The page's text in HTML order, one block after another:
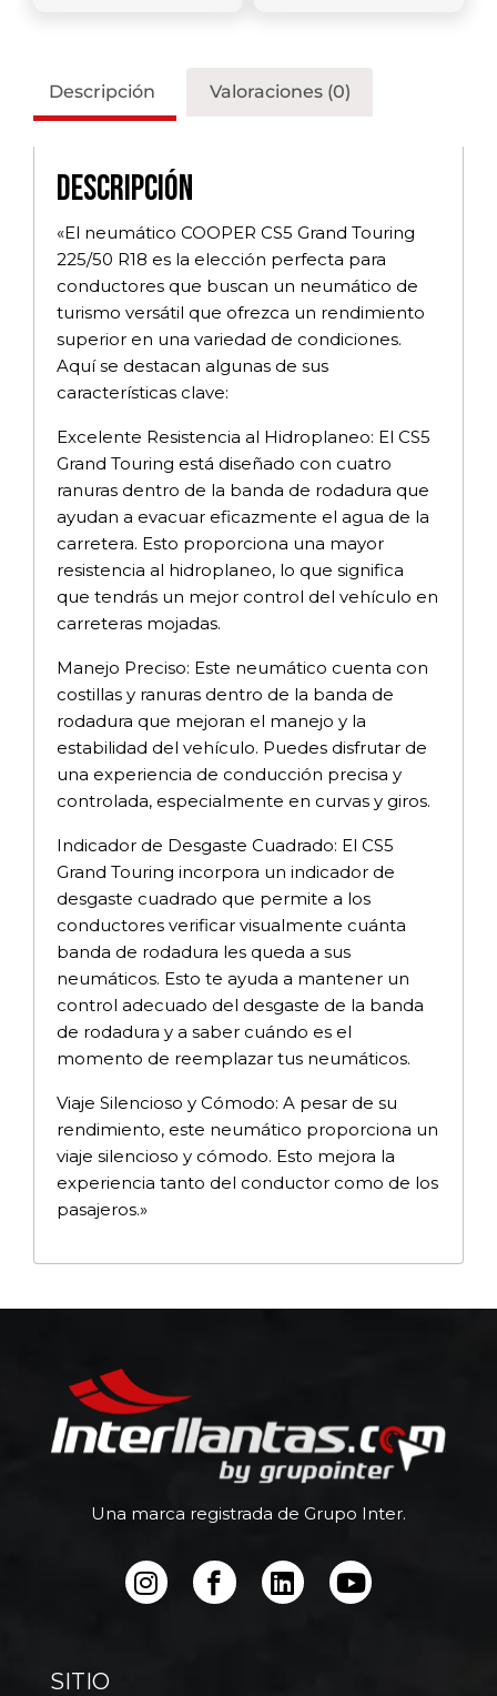
Descripción Valoraciones (0)
Descripción
«El neumático COOPER CS5 Grand Touring
225/50 R18 es la elección perfecta para
conductores que buscan un neumático de
turismo versátil que ofrezca un rendimiento
superior en una variedad de condiciones.
Aquí se destacan algunas de sus
características clave:
Excelente Resistencia al Hidroplaneo: El CS5
Grand Touring está diseñado con cuatro
ranuras dentro de la banda de rodadura que
ayudan a evacuar eficazmente el agua de la
carretera. Esto proporciona una mayor
resistencia al hidroplaneo, lo que significa
que tendrás un mejor control del vehículo en
carreteras mojadas.
Manejo Preciso: Este neumático cuenta con
costillas y ranuras dentro de la banda de
rodadura que mejoran el manejo y la
estabilidad del vehículo. Puedes disfrutar de
una experiencia de conducción precisa y
controlada, especialmente en curvas y giros.
Indicador de Desgaste Cuadrado: El CS5
Grand Touring incorpora un indicador de
desgaste cuadrado que permite a los
conductores verificar visualmente cuánta
banda de rodadura les queda a sus
neumáticos. Esto te ayuda a mantener un
control adecuado del desgaste de la banda
de rodadura y a saber cuándo es el
momento de reemplazar tus neumáticos.
Viaje Silencioso y Cómodo: A pesar de su
rendimiento, este neumático proporciona un
viaje silencioso y cómodo. Esto mejora la
experiencia tanto del conductor como de los
pasajeros.»
Una marca registrada de Grupo Inter.
SITIO